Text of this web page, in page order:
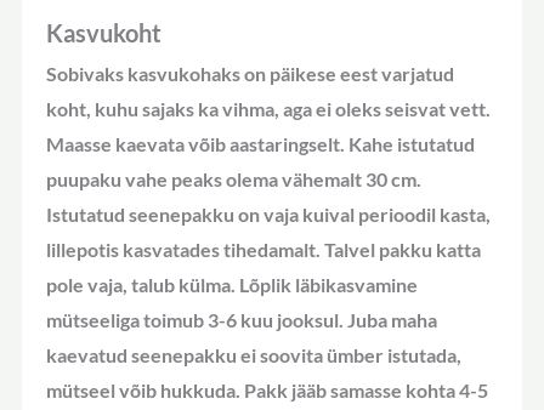
Kasvukoht
Sobivaks kasvukohaks on päikese eest varjatud
koht, kuhu sajaks ka vihma, aga ei oleks seisvat vett.
Maasse kaevata võib aastaringselt. Kahe istutatud
puupaku vahe peaks olema vähemalt 30 cm.
Istutatud seenepakku on vaja kuival perioodil kasta,
lillepotis kasvatades tihedamalt. Talvel pakku katta
pole vaja, talub külma. Lõplik läbikasvamine
mütseeliga toimub 3-6 kuu jooksul. Juba maha
kaevatud seenepakku ei soovita ümber istutada,
mütseel võib hukkuda. Pakk jääb samasse kohta 4-5